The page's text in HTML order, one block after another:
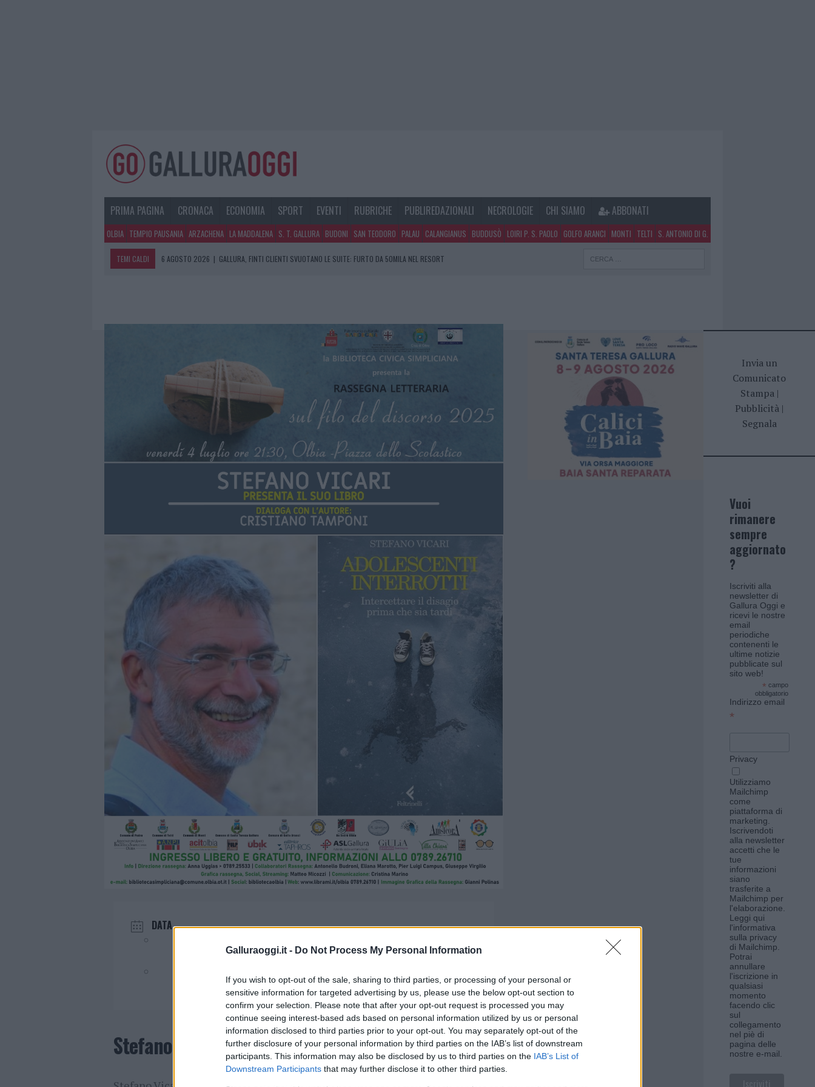
Galluraoggi.it - Do Not Process My Personal Information
If you wish to opt-out of the sale, sharing to third parties, or processing of your personal or
sensitive information for targeted advertising by us, please use the below opt-out section to
confirm your selection. Please note that after your opt-out request is processed you may
continue seeing interest-based ads based on personal information utilized by us or personal
information disclosed to third parties prior to your opt-out. You may separately opt-out of the
further disclosure of your personal information by third parties on the IAB’s list of downstream
participants. This information may also be disclosed by us to third parties on the IAB’s List of
Downstream Participants that may further disclose it to other third parties.
PRIMA PAGINA CRONACA ECONOMIA SPORT EVENTI RUBRICHE PUBLIREDAZIONALI NECROLOGIE CHI SIAMO ABBONATI
OLBIA TEMPIO PAUSANIA ARZACHENA LA MADDALENA S. T. GALLURA BUDONI SAN TEODORO PALAU CALANGIANUS BUDDUSÒ LOIRI P. S. PAOLO GOLFO ARANCI MONTI TELTI S. ANTONIO DI G.
TEMI CALDI 6 AGOSTO 2026 | GALLURA, FINTI CLIENTI SVUOTANO LE SUITE: FURTO DA 50MILA NEL RESORT
CALANGIANUS, ALLARME SUL CENTRO ACCOGLIENZA MINORI, ALBIERI: “EPISODI GRAVISSIMI”
DATA
Stefano Vicari presenta il suo libro a Olbia
Invia un
Comunicato
Stampa|
Pubblicità |
Segnala
Vuoi
rimanere
sempre
aggiornato
?
Iscriviti alla
newsletter di
Gallura Oggi e
ricevi le nostre
email
periodiche
contenenti le
ultime notizie
pubblicate sul
sito web!
* campo
obbligatorio
Indirizzo email
*
Privacy
Utilizziamo
Mailchimp
come
piattaforma di
marketing.
Iscrivendoti
alla newsletter
accetti che le
tue
informazioni
siano
trasferite a
Mailchimp per
l'elaborazione.
Leggi qui
l'informativa
sulla privacy
di Mailchimp.
Potrai
annullare
l'iscrizione in
qualsiasi
momento
facendo clic
sul
collegamento
nel piè di
pagina delle
nostre e-mail.